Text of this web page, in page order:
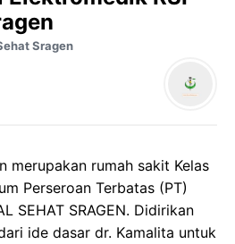
Sragen
merupakan rumah sakit Kelas
Perseroan Terbatas (PT)
SEHAT SRAGEN. Didirikan
ide dasar dr. Kamalita untuk